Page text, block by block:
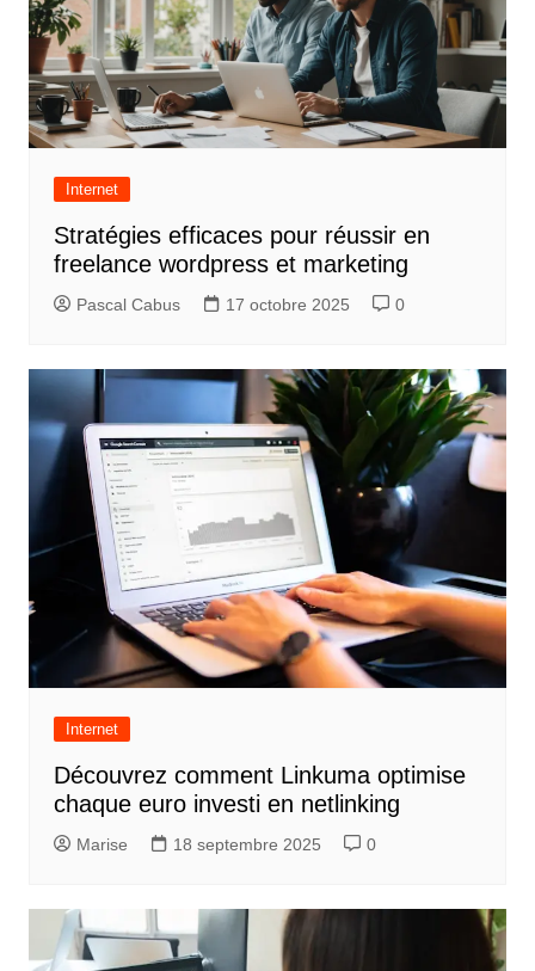
Internet
Stratégies efficaces pour réussir en
freelance wordpress et marketing
Pascal Cabus 17 octobre 2025 0
Internet
Découvrez comment Linkuma optimise
chaque euro investi en netlinking
Marise 18 septembre 2025 0